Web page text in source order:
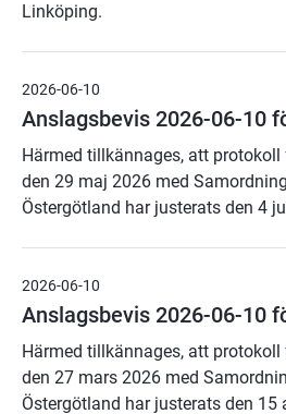
Linköping.
2026-06-10
Anslagsbevis 2026-06-10
Härmed tillkännages, att
den 29 maj 2026 med
Östergötland har justerats den 4
2026-06-10
Anslagsbevis 2026-06-10
Härmed tillkännages, att
den 27 mars 2026 med
Östergötland har justerats den 15